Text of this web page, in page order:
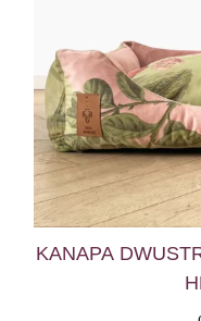
KANAPA